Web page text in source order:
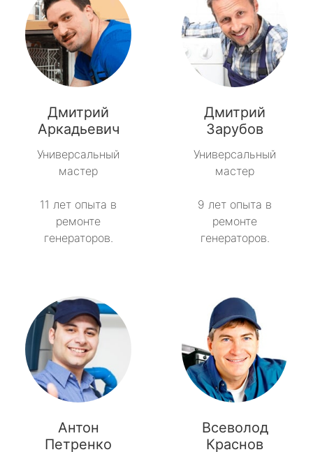
Дмитрий
Аркадьевич
Универсальный
мастер
11 лет опыта в
ремонте
генераторов.
Дмитрий
Зарубов
Универсальный
мастер
9 лет опыта в
ремонте
генераторов.
Антон
Петренко
Всеволод
Краснов